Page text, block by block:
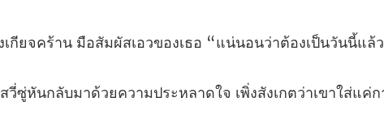
คร้าน มือสัมผัสเอวของเธอ “
ลับมาด้วยความประหลาดใจ เพิ่